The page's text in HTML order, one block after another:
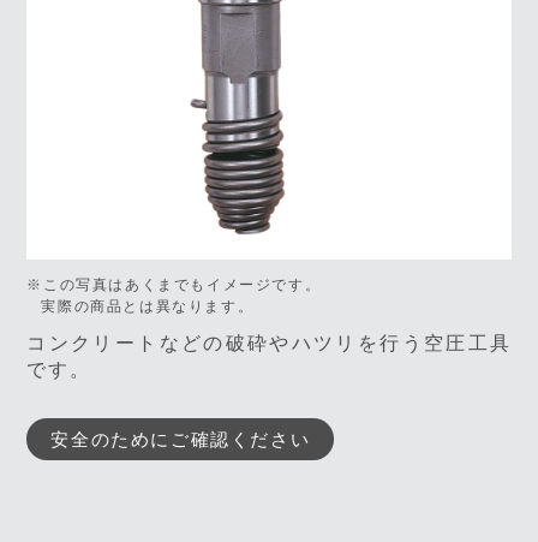
※この写真はあくまでもイメージです。
実際の商品とは異なります。
コンクリートなどの破砕やハツリを行う空圧工具
です。
安全のためにご確認ください